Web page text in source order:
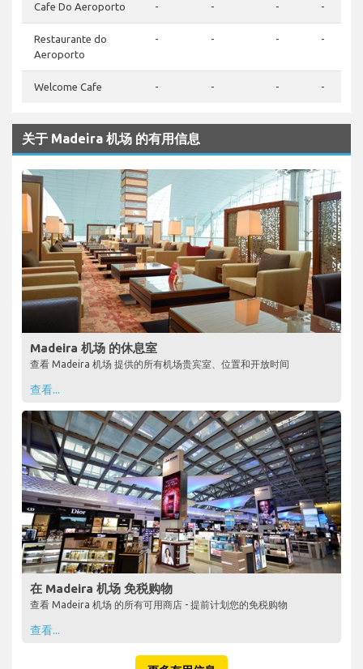
Cafe Do Aeroporto - - - -
Restaurante do
Aeroporto
- - - -
Welcome Cafe - - - -
关于 Madeira 机场 的有用信息
Madeira 机场 的休息室
查看 Madeira 机场 提供的所有机场贵宾室、位置和开放时间
查看...
在 Madeira 机场 免税购物
查看 Madeira 机场 的所有可用商店 - 提前计划您的免税购物
查看...